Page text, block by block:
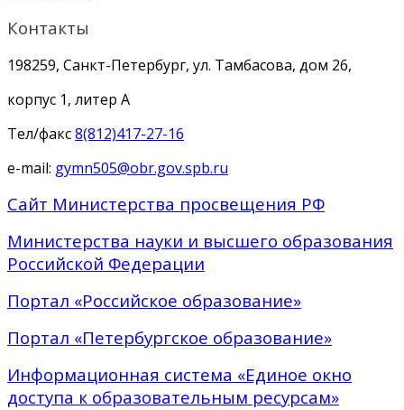
Контакты
198259, Санкт-Петербург, ул. Тамбасова, дом 26,
корпус 1, литер А
Тел/факс8(812)417-27-16
e-mail: gymn505@obr.gov.spb.ru
Сайт Министерства просвещения РФ
Министерства науки и высшего образования
Российской Федерации
Портал «Российское образование»
Портал «Петербургское образование»
Информационная система «Единое окно
доступа к образовательным ресурсам»